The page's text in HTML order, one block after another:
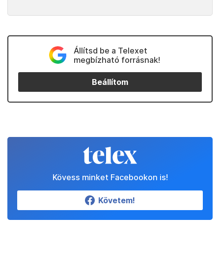
Állítsd be a Telexet
megbízható forrásnak!
Beállítom
Kövess minket Facebookon is!
Követem!